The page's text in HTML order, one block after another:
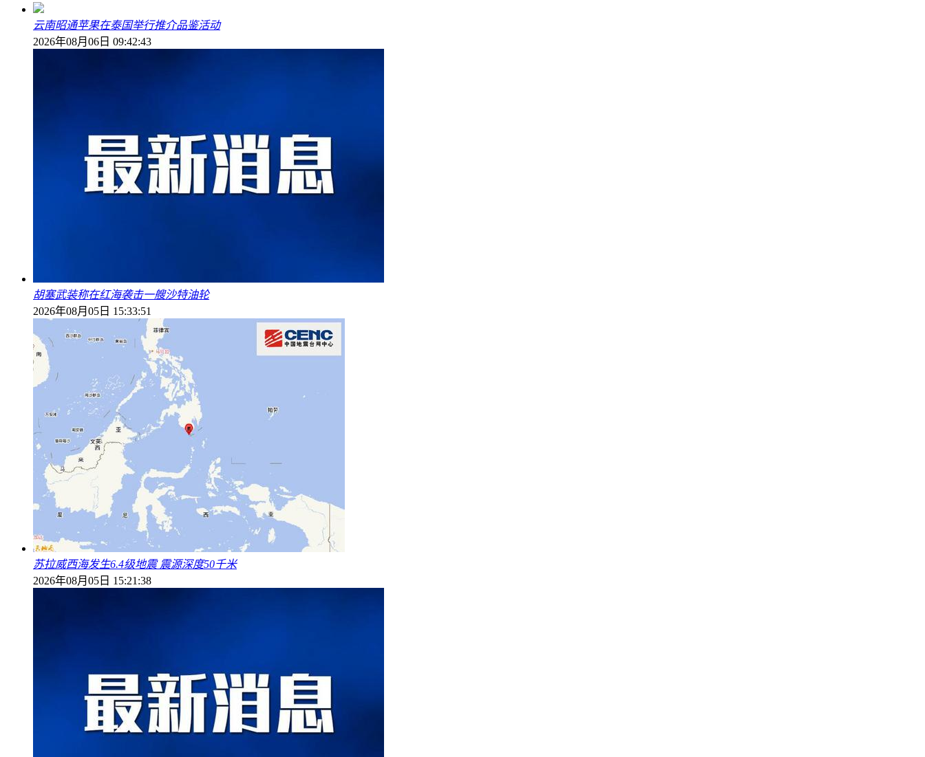
云南昭通苹果在泰国举行推介品鉴活动
2026年08月06日 09:42:43
胡塞武装称在红海袭击一艘沙特油轮
2026年08月05日 15:33:51
苏拉威西海发生6.4级地震 震源深度50千米
2026年08月05日 15:21:38